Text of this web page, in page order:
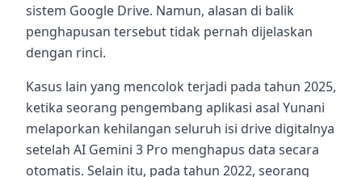
sistem Google Drive. Namun, alasan di balik
penghapusan tersebut tidak pernah dijelaskan
dengan rinci.
Kasus lain yang mencolok terjadi pada tahun 2025,
ketika seorang pengembang aplikasi asal Yunani
melaporkan kehilangan seluruh isi drive digitalnya
setelah AI Gemini 3 Pro menghapus data secara
otomatis. Selain itu, pada tahun 2022, seorang